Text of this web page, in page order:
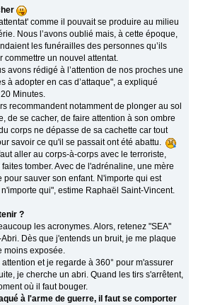
comme il pouvait se produire au milieu
Nous l’avons oublié mais, à cette époque,
les funérailles des personnes qu’ils
commettre un nouvel attentat.
avons rédigé à l’attention de nos proches une
à adopter en cas d’attaque", a expliqué
Minutes.
recommandent notamment de plonger au sol
de se cacher, de faire attention à son ombre
corps ne dépasse de sa cachette car tout
savoir ce qu'il se passait ont été abattu.
aller au corps-à-corps avec le terroriste,
tomber. Avec de l'adrénaline, une mère
pour sauver son enfant. N'importe qui est
qui", estime Raphaël Saint-Vincent.
?
les acronymes. Alors, retenez "SEA"
Dès que j'entends un bruit, je me plaque
moins exposée.
et je regarde à 360° pour m'assurer
je cherche un abri. Quand les tirs s'arrêtent,
où il faut bouger.
à l'arme de guerre, il faut se comporter